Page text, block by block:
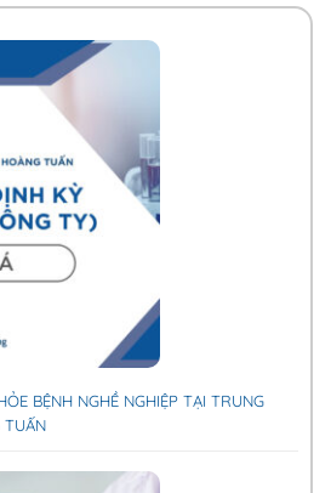
BỆNH NGHỀ NGHIỆP TẠI TRUNG
TUẤN